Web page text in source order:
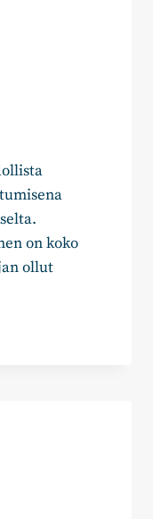
on koko
ollut